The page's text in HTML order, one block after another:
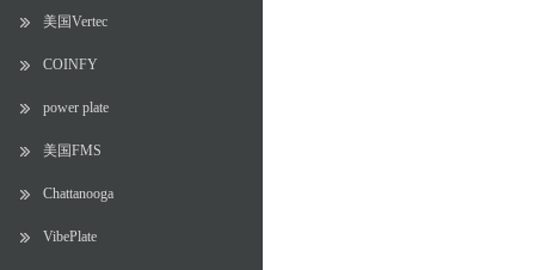
美国Vertec
COINFY
power plate
美国FMS
Chattanooga
VibePlate